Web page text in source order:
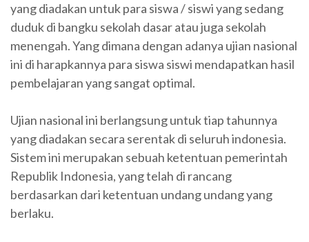
yang diadakan untuk para siswa / siswi yang sedang
duduk di bangku sekolah dasar atau juga sekolah
menengah. Yang dimana dengan adanya ujian nasional
ini di harapkannya para siswa siswi mendapatkan hasil
pembelajaran yang sangat optimal.
Ujian nasional ini berlangsung untuk tiap tahunnya
yang diadakan secara serentak di seluruh indonesia.
Sistem ini merupakan sebuah ketentuan pemerintah
Republik Indonesia, yang telah di rancang
berdasarkan dari ketentuan undang undang yang
berlaku.